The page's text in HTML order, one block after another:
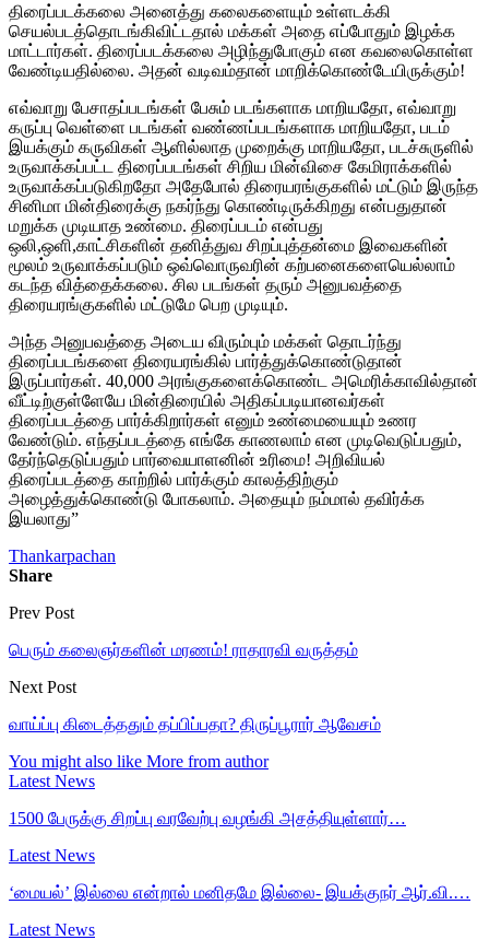
திரைப்படக்கலை அனைத்து கலைகளையும் உள்ளடக்கி
செயல்படத்தொடங்கிவிட்டதால் மக்கள் அதை எப்போதும் இழக்க
மாட்டார்கள். திரைப்படக்கலை அழிந்துபோகும் என கவலைகொள்ள
வேண்டியதில்லை. அதன் வடிவம்தான் மாறிக்கொண்டேயிருக்கும்!
எவ்வாறு பேசாதப்படங்கள் பேசும் படங்களாக மாறியதோ, எவ்வாறு
கருப்பு வெள்ளை படங்கள் வண்ணப்படங்களாக மாறியதோ, படம்
இயக்கும் கருவிகள் ஆளில்லாத முறைக்கு மாறியதோ, படச்சுருளில்
உருவாக்கப்பட்ட திரைப்படங்கள் சிறிய மின்விசை கேமிராக்களில்
உருவாக்கப்படுகிறதோ அதேபோல் திரையரங்குகளில் மட்டும் இருந்த
சினிமா மின்திரைக்கு நகர்ந்து கொண்டிருக்கிறது என்பதுதான்
மறுக்க முடியாத உண்மை. திரைப்படம் என்பது
ஒலி,ஒளி,காட்சிகளின் தனித்துவ சிறப்புத்தன்மை இவைகளின்
மூலம் உருவாக்கப்படும் ஒவ்வொருவரின் கற்பனைகளையெல்லாம்
கடந்த வித்தைக்கலை. சில படங்கள் தரும் அனுபவத்தை
திரையரங்குகளில் மட்டுமே பெற முடியும்.
அந்த அனுபவத்தை அடைய விரும்பும் மக்கள் தொடர்ந்து
திரைப்படங்களை திரையரங்கில் பார்த்துக்கொண்டுதான்
இருப்பார்கள். 40,000 அரங்குகளைக்கொண்ட அமெரிக்காவில்தான்
வீட்டிற்குள்ளேயே மின்திரையில் அதிகப்படியானவர்கள்
திரைப்படத்தை பார்க்கிறார்கள் எனும் உண்மையையும் உணர
வேண்டும். எந்தப்படத்தை எங்கே காணலாம் என முடிவெடுப்பதும்,
தேர்ந்தெடுப்பதும் பார்வையாளனின் உரிமை! அறிவியல்
திரைப்படத்தை காற்றில் பார்க்கும் காலத்திற்கும்
அழைத்துக்கொண்டு போகலாம். அதையும் நம்மால் தவிர்க்க
இயலாது”
Thankarpachan
Share
Prev Post
பெரும் கலைஞர்களின் மரணம்! ராதாரவி வருத்தம்
Next Post
வாய்ப்பு கிடைத்ததும் தப்பிப்பதா? திருப்பூரார் ஆவேசம்
You might also like More from author
Latest News
1500 பேருக்கு சிறப்பு வரவேற்பு வழங்கி அசத்தியுள்ளார்…
Latest News
‘மையல்’ இல்லை என்றால் மனிதமே இல்லை- இயக்குநர் ஆர்.வி.…
Latest News